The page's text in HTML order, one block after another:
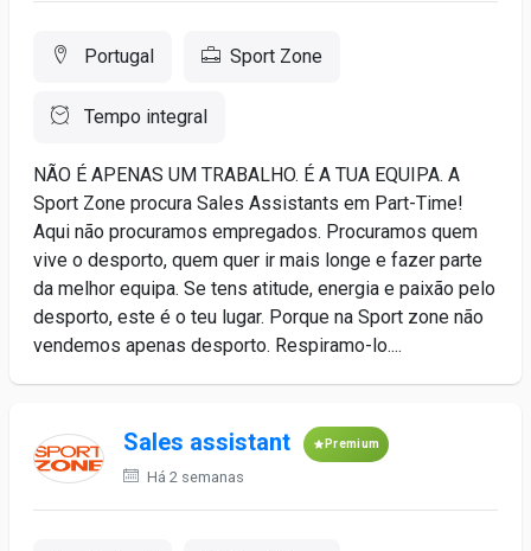
Portugal Sport Zone
Tempo integral
NÃO É APENAS UM TRABALHO. É A TUA EQUIPA. A
Sport Zone procura Sales Assistants em Part-Time!
Aqui não procuramos empregados. Procuramos quem
vive o desporto, quem quer ir mais longe e fazer parte
da melhor equipa. Se tens atitude, energia e paixão pelo
desporto, este é o teu lugar. Porque na Sport zone não
vendemos apenas desporto. Respiramo-lo....
Sales assistant Premium
Há 2 semanas